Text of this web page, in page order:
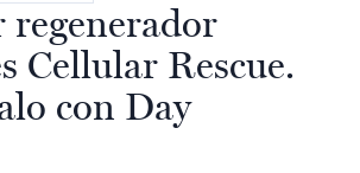
regenerador
Cellular Rescue.
con Day